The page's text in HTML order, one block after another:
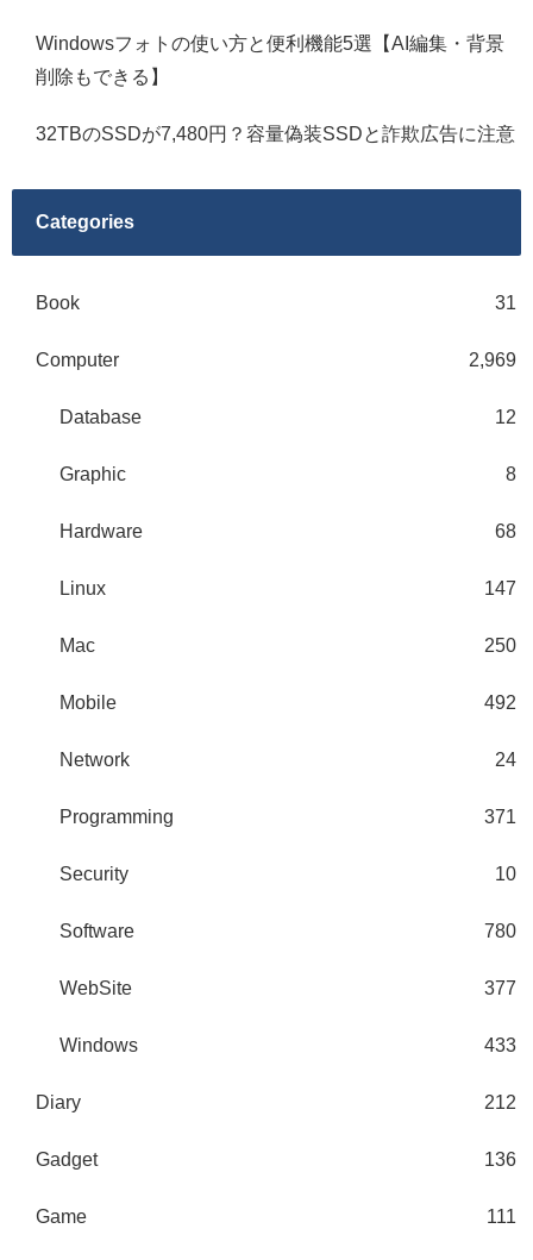
Windowsフォトの使い方と便利機能5選【AI編集・背景
削除もできる】
32TBのSSDが7,480円？容量偽装SSDと詐欺広告に注意
Categories
Book 31
Computer 2,969
Database 12
Graphic 8
Hardware 68
Linux 147
Mac 250
Mobile 492
Network 24
Programming 371
Security 10
Software 780
WebSite 377
Windows 433
Diary 212
Gadget 136
Game 111